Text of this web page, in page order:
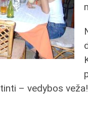
– vedybos veža!